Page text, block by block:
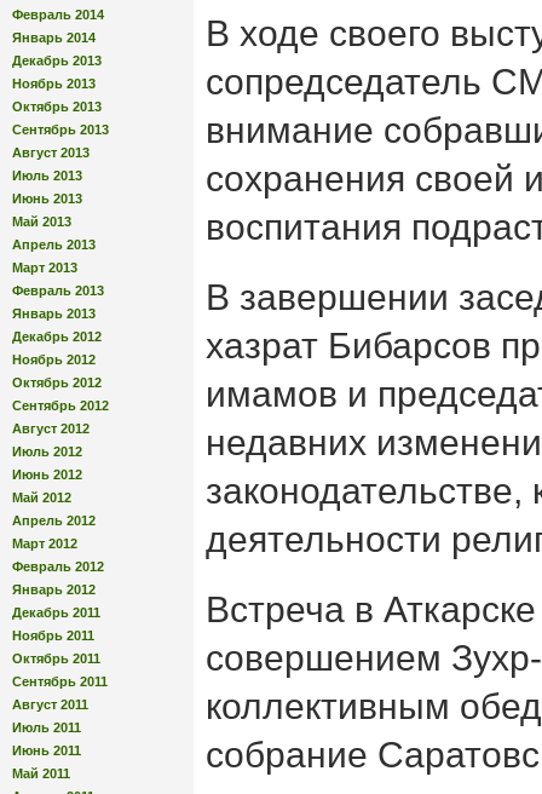
Февраль 2014
Январь 2014
Декабрь 2013
Ноябрь 2013
Октябрь 2013
Сентябрь 2013
Август 2013
Июль 2013
Июнь 2013
Май 2013
Апрель 2013
Март 2013
Февраль 2013
Январь 2013
Декабрь 2012
Ноябрь 2012
Октябрь 2012
Сентябрь 2012
Август 2012
Июль 2012
Июнь 2012
Май 2012
Апрель 2012
Март 2012
Февраль 2012
Январь 2012
Декабрь 2011
Ноябрь 2011
Октябрь 2011
Сентябрь 2011
Август 2011
Июль 2011
Июнь 2011
Май 2011
В ходе своего
сопредседатель
внимание
сохранения своей
воспитания
В завершении
хазрат Бибарсов
имамов и
недавних
деятельности
Встреча в
совершением
коллективным
собрание